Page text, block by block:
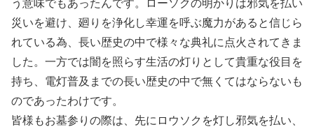
う意味でもあったんです。ローソクの明かりは邪気を払い
災いを避け、廻りを浄化し幸運を呼ぶ魔力があると信じら
れている為、長い歴史の中で様々な典礼に点火されてきま
した。一方では闇を照らす生活の灯りとして貴重な役目を
持ち、電灯普及までの長い歴史の中で無くてはならないも
のであったわけです。
皆様もお墓参りの際は、先にロウソクを灯し邪気を払い、